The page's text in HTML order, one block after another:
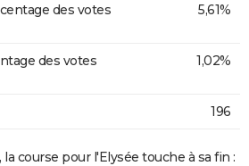
des votes
5,61%
des votes
1,02%
196
course pour l'Elysée touche à sa fin :